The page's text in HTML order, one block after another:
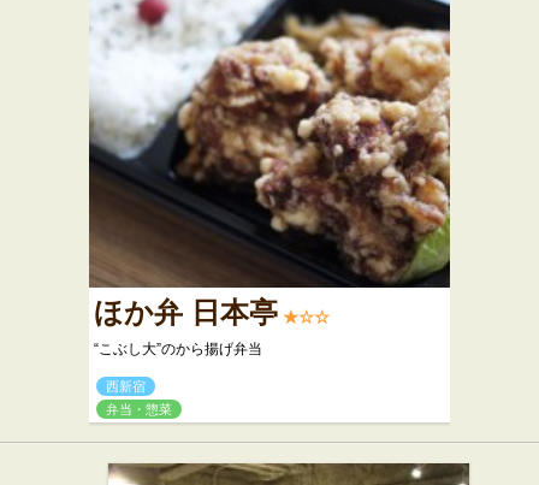
ほか弁 日本亭 ★☆☆
“こぶし大”のから揚げ弁当
西新宿
弁当・惣菜